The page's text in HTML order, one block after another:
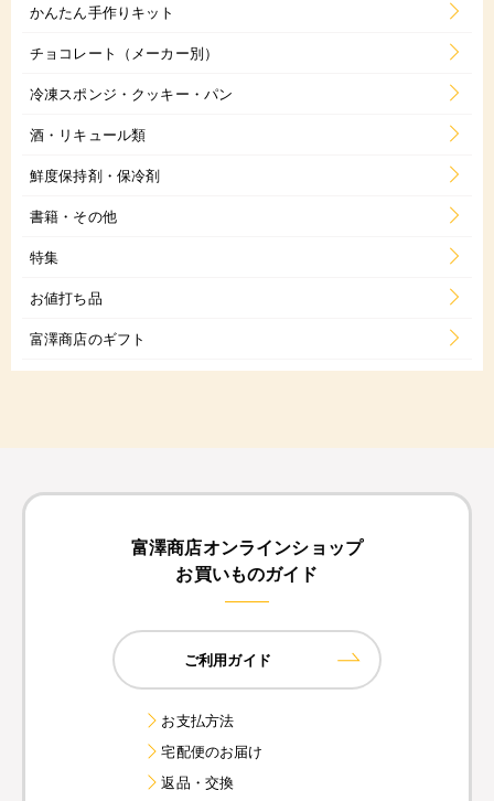
かんたん手作りキット
チョコレート（メーカー別）
冷凍スポンジ・クッキー・パン
酒・リキュール類
鮮度保持剤・保冷剤
書籍・その他
特集
お値打ち品
富澤商店のギフト
富澤商店オンラインショップ
お買いものガイド
ご利用ガイド
お支払方法
宅配便のお届け
返品・交換